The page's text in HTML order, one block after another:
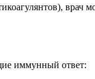
врач
иммунный ответ: